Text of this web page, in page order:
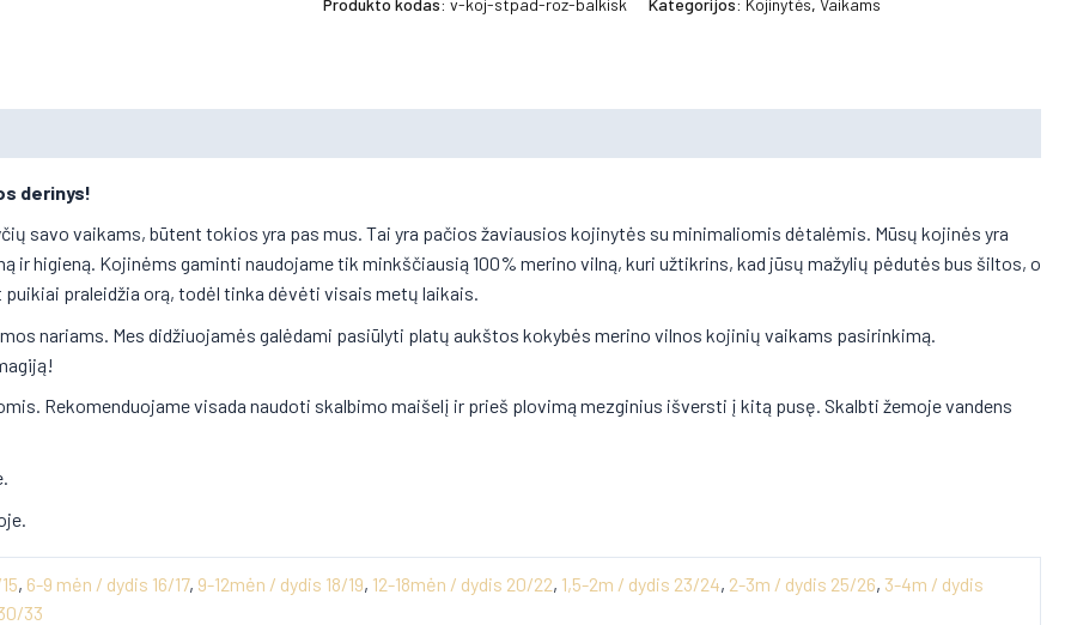
derinys!
savo vaikams, būtent tokios yra pas mus. Tai yra pačios žaviausios kojinytės su minimaliomis dėtalėmis. Mūsų kojinės yra
higieną. Kojinėms gaminti naudojame tik minkščiausią 100% merino vilną, kuri užtikrins, kad jūsų mažylių pėdutės bus šiltos, o
praleidžia orą, todėl tinka dėvėti visais metų laikais.
nariams. Mes didžiuojamės galėdami pasiūlyti platų aukštos kokybės merino vilnos kojinių vaikams pasirinkimą.
Rekomenduojame visada naudoti skalbimo maišelį ir prieš plovimą mezginius išversti į kitą pusę. Skalbti žemoje vandens
, 6-9 mėn / dydis 16/17, 9-12mėn / dydis 18/19, 12-18mėn / dydis 20/22, 1,5-2m / dydis 23/24, 2-3m / dydis 25/26,3-4m / dydis
33